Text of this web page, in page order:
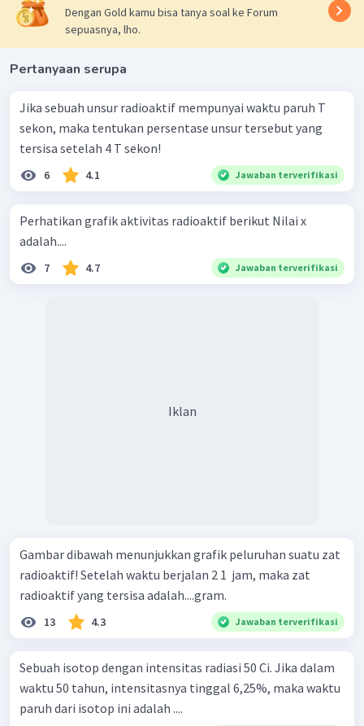
Dengan Gold kamu bisa tanya soal ke Forum
sepuasnya, lho.
Pertanyaan serupa
Jika sebuah unsur radioaktif mempunyai waktu paruh T
sekon, maka tentukan persentase unsur tersebut yang
tersisa setelah 4 T sekon!
6 4.1 Jawaban terverifikasi
Perhatikan grafik aktivitas radioaktif berikut Nilai x
adalah....
7 4.7 Jawaban terverifikasi
Iklan
Gambar dibawah menunjukkan grafik peluruhan suatu zat
radioaktif! Setelah waktu berjalan 2 1 ​ jam, maka zat
radioaktif yang tersisa adalah....gram.
13 4.3 Jawaban terverifikasi
Sebuah isotop dengan intensitas radiasi 50 Ci. Jika dalam
waktu 50 tahun, intensitasnya tinggal 6,25%, maka waktu
paruh dari isotop ini adalah ....